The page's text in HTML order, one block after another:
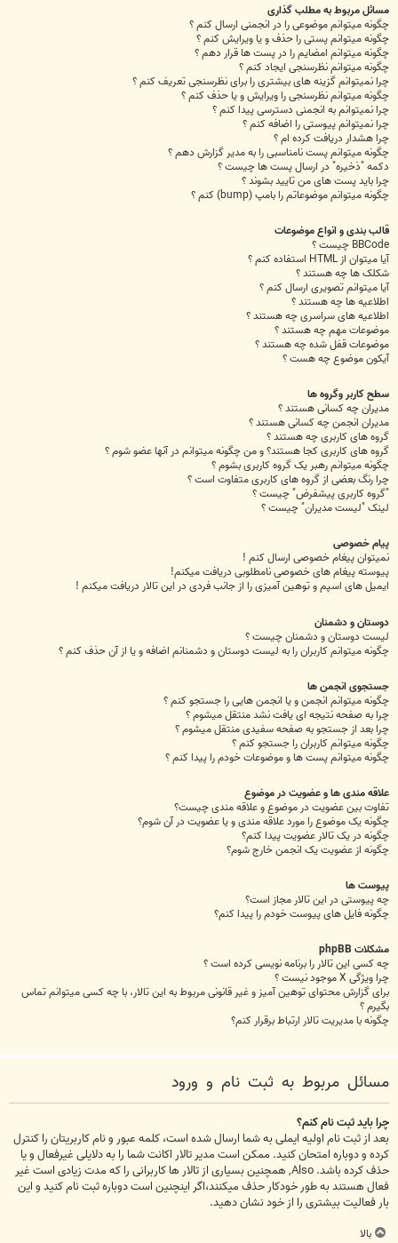
مسائل مربوط به مطلب گذاری
چگونه میتوانم موضوعی را در انجمنی ارسال کنم ؟
چگونه میتوانم پستی را حذف و یا ویرایش کنم ؟
چگونه میتوانم امضایم را در پست ها قرار دهم ؟
چگونه میتوانم نظرسنجی ایجاد کنم ؟
چرا نمیتوانم گزینه های بیشتری را برای نظرسنجی تعریف کنم ؟
چگونه میتوانم نظرسنجی را ویرایش و یا حذف کنم ؟
چرا نمیتوانم به انجمنی دسترسی پیدا کنم ؟
چرا نمیتوانم پیوستی را اضافه کنم ؟
چرا هشدار دریافت کرده ام ؟
چگونه میتوانم پست نامناسبی را به مدیر گزارش دهم ؟
دکمه "ذخیره" در ارسال پست ها چیست ؟
چرا باید پست های من تایید بشوند ؟
چگونه میتوانم موضوعاتم را بامپ (bump) کنم ؟
قالب بندی و انواع موضوعات
BBCode چیست ؟
آیا میتوان از HTML استفاده کنم ؟
شکلک ها چه هستند ؟
آیا میتوانم تصویری ارسال کنم ؟
اطلاعیه ها چه هستند ؟
اطلاعیه های سراسری چه هستند ؟
موضوعات مهم چه هستند ؟
موضوعات قفل شده چه هستند ؟
آیکون موضوع چه هست ؟
سطح کاربر وگروه ها
مدیران چه کسانی هستند ؟
مدیران انجمن چه کسانی هستند ؟
گروه های کاربری چه هستند ؟
گروه های کاربری کجا هستند؟ و من چگونه میتوانم در آنها عضو شوم ؟
چگونه میتوانم رهبر یک گروه کاربری بشوم ؟
چرا رنگ بعضی از گروه های کاربری متفاوت است ؟
"گروه کاربری پیشفرض" چیست ؟
لینک "لیست مدیران" چیست ؟
پیام خصوصی
نمیتوان پیغام خصوصی ارسال کنم !
پیوسته پیغام های خصوصی نامطلوبی دریافت میکنم!
ایمیل های اسپم و توهین آمیزی را از جانب فردی در این تالار دریافت میکنم !
دوستان و دشمنان
لیست دوستان و دشمنان چیست ؟
چگونه میتوانم کاربران را به لیست دوستان و دشمنانم اضافه و یا از آن حذف کنم ؟
جستجوی انجمن ها
چگونه میتوانم انجمن و یا انجمن هایی را جستجو کنم ؟
چرا به صفحه نتیجه ای یافت نشد منتقل میشوم ؟
چرا بعد از جستجو به صفحه سفیدی منتقل میشوم ؟
چگونه میتوانم کاربران را جستجو کنم ؟
چگونه میتوانم پست ها و موضوعات خودم را پیدا کنم ؟
علاقه مندی ها و عضویت در موضوع
تفاوت بین عضویت در موضوع و علاقه مندی چیست؟
چگونه یک موضوع را مورد علاقه مندی و یا عضویت در آن شوم؟
چگونه در یک تالار عضویت پیدا کنم؟
چگونه از عضویت یک انجمن خارج شوم؟
پیوست ها
چه پیوستی در این تالار مجاز است؟
چگونه فایل های پیوست خودم را پیدا کنم؟
مشکلات phpBB
چه کسی این تالار را برنامه نویسی کرده است ؟
چرا ویژگی X موجود نیست ؟
برای گزارش محتوای توهین آمیز و غیر قانونی مربوط به این تالار، با چه کسی میتوانم تماس
بگیرم ؟
چگونه با مدیریت تالار ارتباط برقرار کنم؟
مسائل مربوط به ثبت نام و ورود
چرا باید ثبت نام کنم؟
بعد از ثبت نام اولیه ایملی به شما ارسال شده است، کلمه عبور و نام کاربریتان را کنترل
کرده و دوباره امتحان کنید. ممکن است مدیر تالار اکانت شما را به دلایلی غیرفعال و یا
حذف کرده باشد. Also, همچنین بسیاری از تالار ها کاربرانی را که مدت زیادی است غیر
فعال هستند به طور خودکار حذف میکنند،اگر اینچنین است دوباره ثبت نام کنید و این
بار فعالیت بیشتری را از خود نشان دهید.
بالا